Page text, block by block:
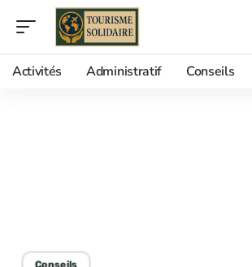
Activités Administratif Conseils
Conseils